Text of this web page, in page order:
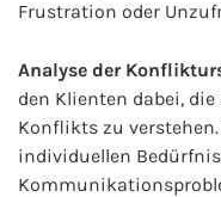
Frustration oder
Analyse der
den Klienten dabei,
Konflikts zu
individuellen